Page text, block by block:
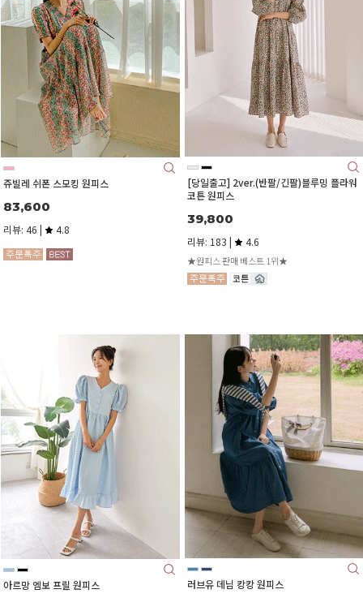
쥬빌레 쉬폰 스모킹 원피스
83,600
리뷰: 46 | 4.8
[당일출고] 2ver.(반팔/긴팔)블루밍 플라워
코튼 원피스
39,800
리뷰: 183 | 4.6
★원피스 판매 베스트 1위★
아르망 엠보 프릴 원피스 러브유 데님 캉캉 원피스